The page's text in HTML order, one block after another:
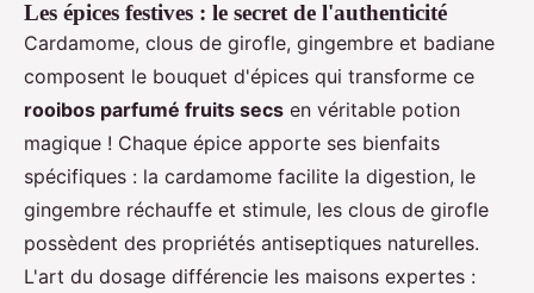
Les épices festives : le secret de l'authenticité
Cardamome, clous de girofle, gingembre et badiane
composent le bouquet d'épices qui transforme ce
rooibos parfumé fruits secs en véritable potion
magique ! Chaque épice apporte ses bienfaits
spécifiques : la cardamome facilite la digestion, le
gingembre réchauffe et stimule, les clous de girofle
possèdent des propriétés antiseptiques naturelles.
L'art du dosage différencie les maisons expertes :